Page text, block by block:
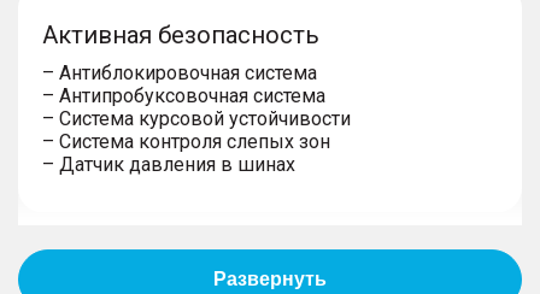
Активная безопасность
– Антиблокировочная система
– Антипробуксовочная система
– Система курсовой устойчивости
– Система контроля слепых зон
– Датчик давления в шинах
Пассивная безопасность